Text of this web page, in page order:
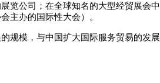
览公司；在全球知名的大型经贸展会
主办的国际性大会）。
规模，与中国扩大国际服务贸易的